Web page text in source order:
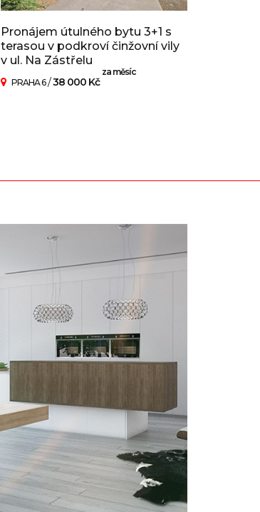
Pronájem útulného bytu 3+1 s
terasou v podkroví činžovní vily
v ul. Na Zástřelu
PRAHA 6/38 000 Kč
za měsíc